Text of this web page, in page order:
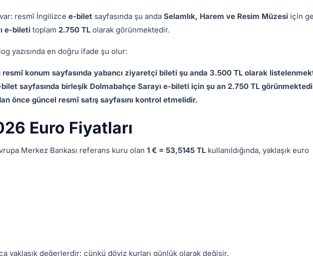
resmî İngilizce e-bilet sayfasında şu anda Selamlık, Harem ve Resim Müzesi için
e-bileti toplam 2.750 TL olarak görünmektedir.
yazısında en doğru ifade şu olur:
resmî konum sayfasında yabancı ziyaretçi bileti şu anda 3.500 TL olarak
sayfasında birleşik Dolmabahçe Sarayı e-bileti için şu an 2.750 TL
önce güncel resmî satış sayfasını kontrol etmelidir.
Euro Fiyatları
Merkez Bankası referans kuru olan 1 € = 53,5145 TL kullanıldığında, yaklaşık euro
yaklaşık değerlerdir; çünkü döviz kurları günlük olarak değişir.